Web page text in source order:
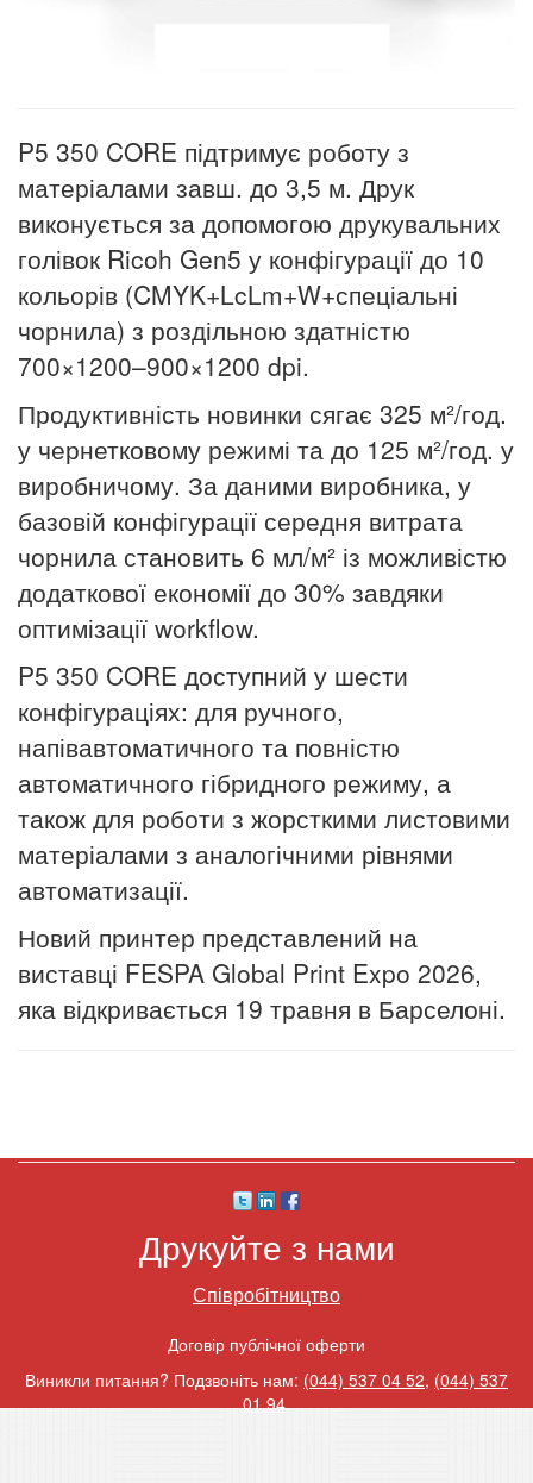
P5 350 CORE підтримує роботу з
матеріалами завш. до 3,5 м. Друк
виконується за допомогою друкувальних
голівок Ricoh Gen5 у конфігурації до 10
кольорів (CMYK+LcLm+W+спеціальні
чорнила) з роздільною здатністю
700×1200–900×1200 dpi.
Продуктивність новинки сягає 325 м²/год.
у чернетковому режимі та до 125 м²/год. у
виробничому. За даними виробника, у
базовій конфігурації середня витрата
чорнила становить 6 мл/м² із можливістю
додаткової економії до 30% завдяки
оптимізації workflow.
P5 350 CORE доступний у шести
конфігураціях: для ручного,
напівавтоматичного та повністю
автоматичного гібридного режиму, а
також для роботи з жорсткими листовими
матеріалами з аналогічними рівнями
автоматизації.
Новий принтер представлений на
виставці FESPA Global Print Expo 2026,
яка відкривається 19 травня в Барселоні.
Друкуйте з нами
Співробітництво
Договір публічної оферти
Виникли питання? Подзвоніть нам: (044) 537 04 52, (044) 537
01 94.